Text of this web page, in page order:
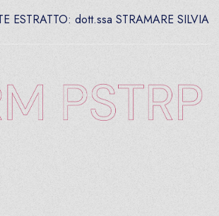
ESTRATTO: dott.ssa STRAMARE SILVIA